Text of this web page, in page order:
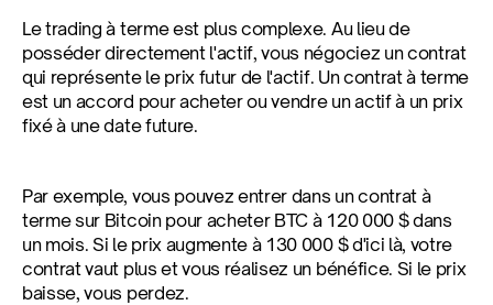
Le trading à terme est plus complexe. Au lieu de
posséder directement l'actif, vous négociez un contrat
qui représente le prix futur de l'actif. Un contrat à terme
est un accord pour acheter ou vendre un actif à un prix
fixé à une date future.
Par exemple, vous pouvez entrer dans un contrat à
terme sur Bitcoin pour acheter BTC à 120 000 $ dans
un mois. Si le prix augmente à 130 000 $ d'ici là, votre
contrat vaut plus et vous réalisez un bénéfice. Si le prix
baisse, vous perdez.